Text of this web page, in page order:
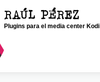
RAÚL PÉREZ
Plugins para el media center Kodi